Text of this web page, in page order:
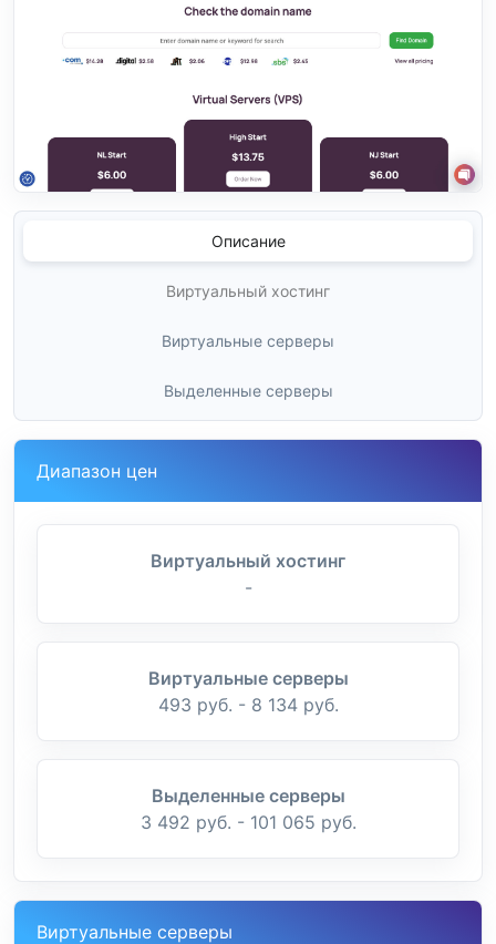
Описание
Виртуальный хостинг
Виртуальные серверы
Выделенные серверы
Диапазон цен
Виртуальный хостинг
-
Виртуальные серверы
493 руб. - 8 134 руб.
Выделенные серверы
3 492 руб. - 101 065 руб.
Виртуальные серверы